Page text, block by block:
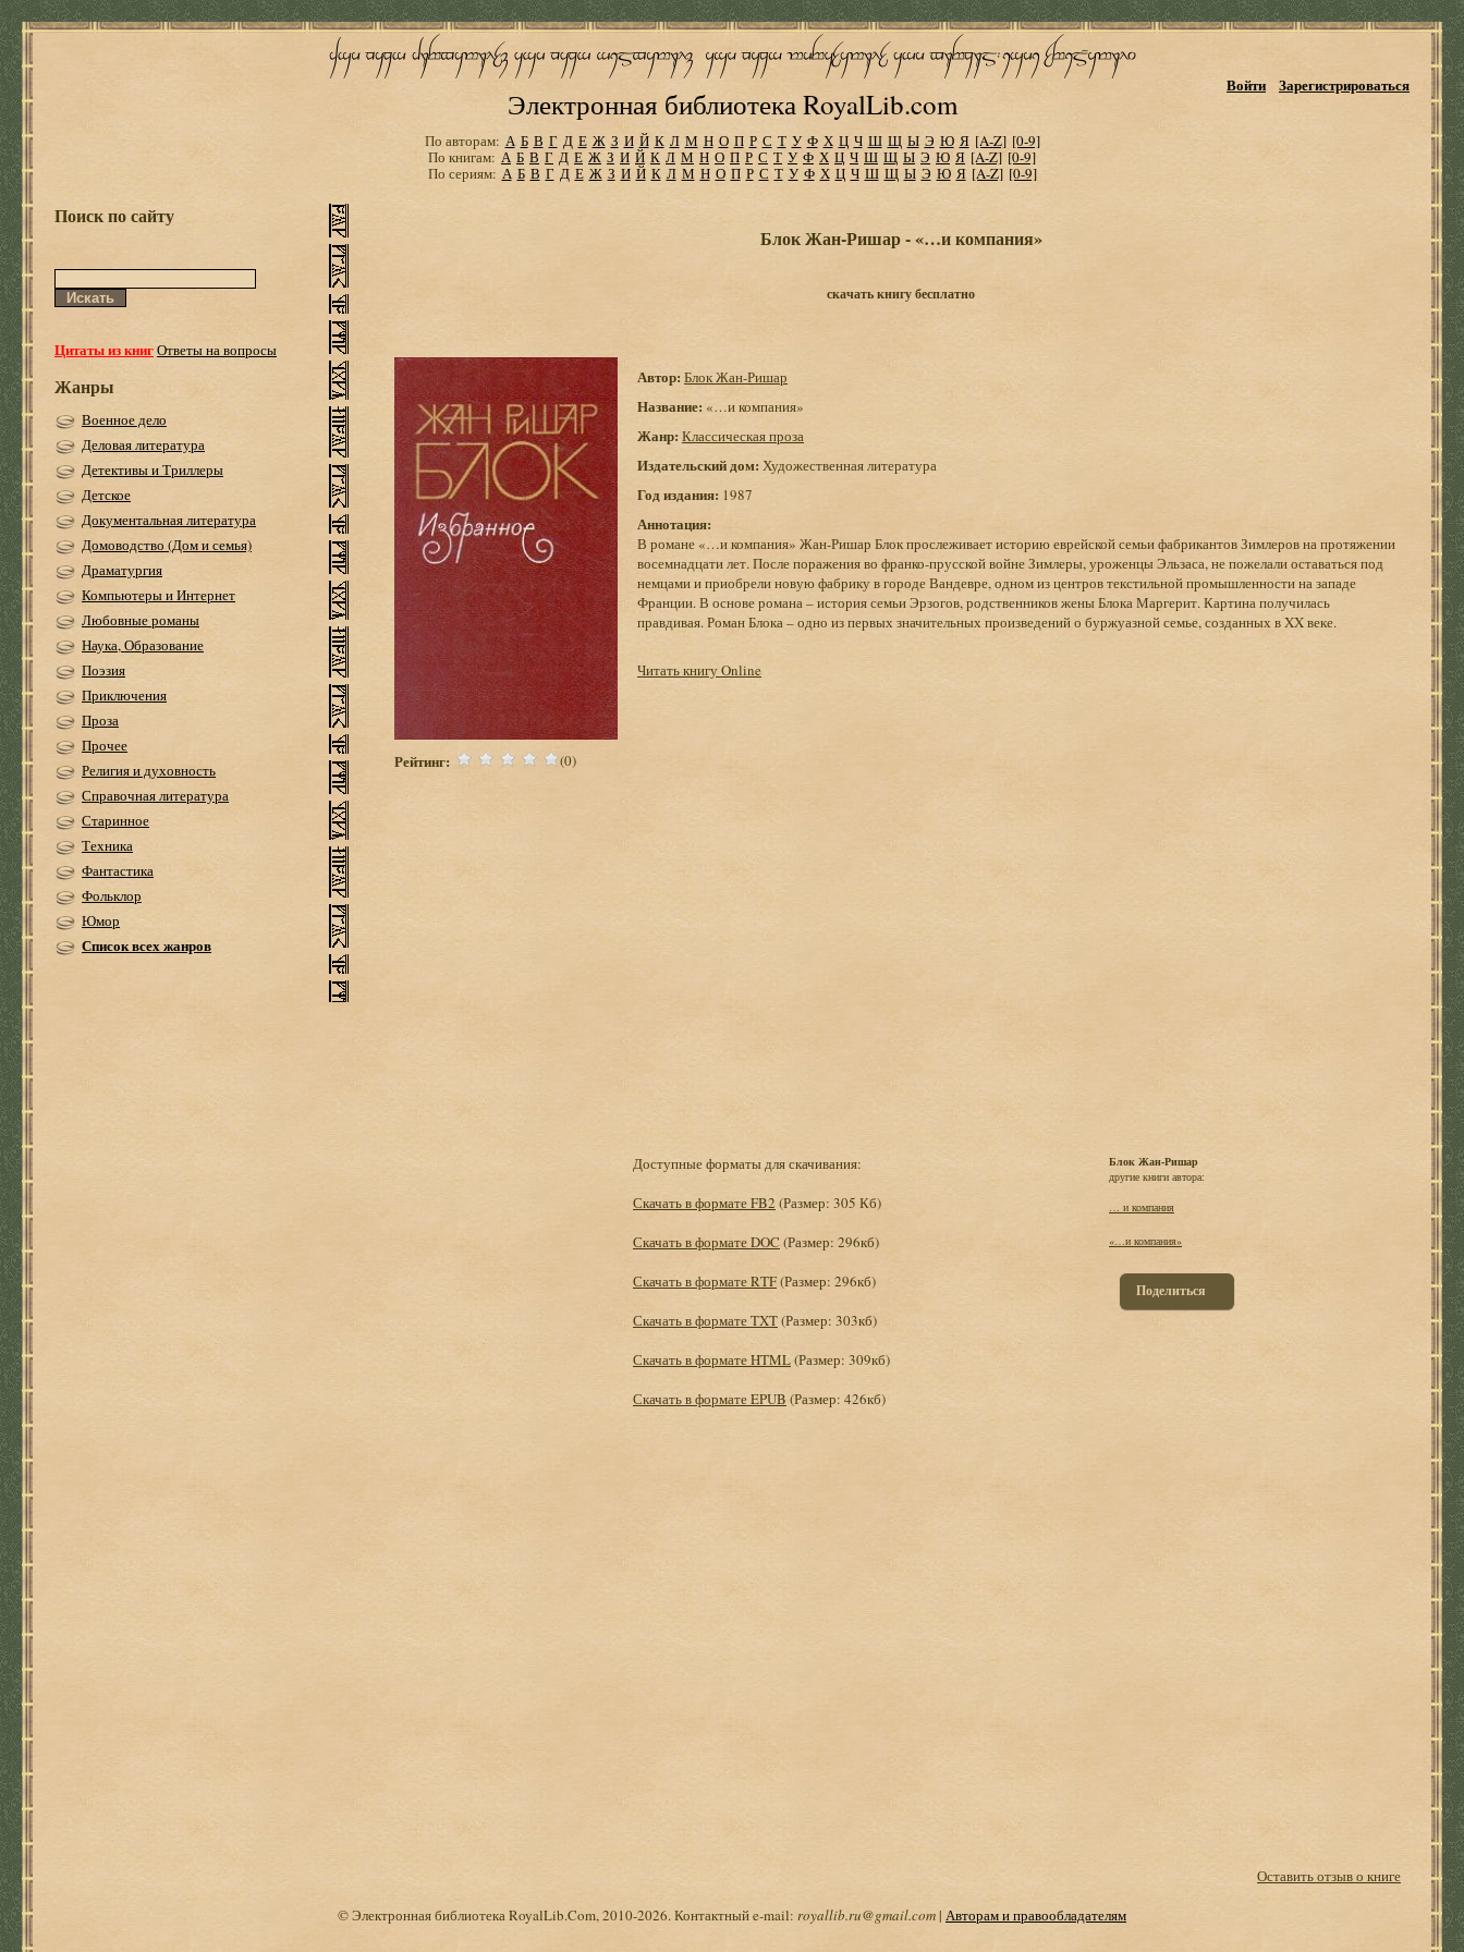
Электронная библиотека RoyalLib.com
Войти Зарегистрироваться
По авторам: А Б В Г Д Е Ж З И Й К Л М Н О П Р С Т У Ф Х Ц Ч Ш Щ Ы Э Ю Я [A-Z] [0-9]
По книгам: А Б В Г Д Е Ж З И Й К Л М Н О П Р С Т У Ф Х Ц Ч Ш Щ Ы Э Ю Я [A-Z] [0-9]
По сериям: А Б В Г Д Е Ж З И Й К Л М Н О П Р С Т У Ф Х Ц Ч Ш Щ Ы Э Ю Я [A-Z] [0-9]
Поиск по сайту
Цитаты из книгОтветы на вопросы
Жанры
Военное дело
Деловая литература
Детективы и Триллеры
Детское
Документальная литература
Домоводство (Дом и семья)
Драматургия
Компьютеры и Интернет
Любовные романы
Наука, Образование
Поэзия
Приключения
Проза
Прочее
Религия и духовность
Справочная литература
Старинное
Техника
Фантастика
Фольклор
Юмор
Список всех жанров
Блок Жан-Ришар - «…и компания»
скачать книгу бесплатно
Рейтинг: (0)
Автор: Блок Жан-Ришар
Название: «…и компания»
Жанр: Классическая проза
Издательский дом: Художественная литература
Год издания: 1987
Аннотация:
В романе «…и компания» Жан-Ришар Блок прослеживает историю еврейской семьи фабрикантов Зимлеров на протяжении
восемнадцати лет. После поражения во франко-прусской войне Зимлеры, уроженцы Эльзаса, не пожелали оставаться под
немцами и приобрели новую фабрику в городе Вандевре, одном из центров текстильной промышленности на западе
Франции. В основе романа – история семьи Эрзогов, родственников жены Блока Маргерит. Картина получилась
правдивая. Роман Блока – одно из первых значительных произведений о буржуазной семье, созданных в XX веке.
Читать книгу Online
Доступные форматы для скачивания:
Скачать в формате FB2 (Размер: 305 Кб)
Скачать в формате DOC (Размер: 296кб)
Скачать в формате RTF(Размер: 296кб)
Скачать в формате TXT(Размер: 303кб)
Скачать в формате HTML(Размер: 309кб)
Скачать в формате EPUB (Размер: 426кб)
Блок Жан-Ришар
другие книги автора:
… и компания
«…и компания»
Поделиться
Оставить отзыв о книге
© Электронная библиотека RoyalLib.Com, 2010-2026. Контактный e-mail: royallib.ru@gmail.com| Авторам и правообладателям